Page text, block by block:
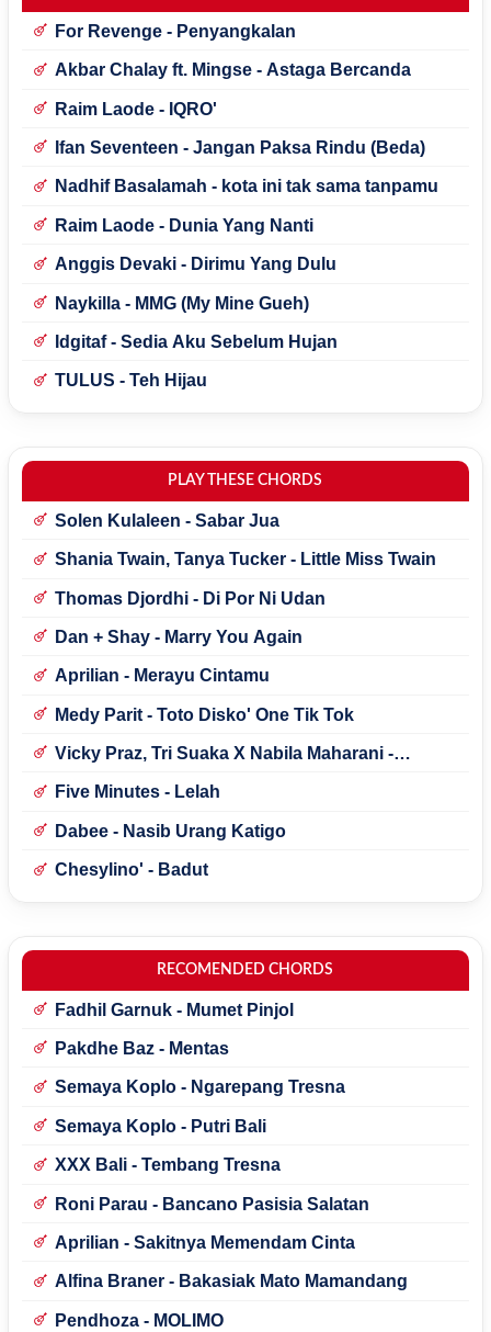
For Revenge - Penyangkalan
Akbar Chalay ft. Mingse - Astaga Bercanda
Raim Laode - IQRO'
Ifan Seventeen - Jangan Paksa Rindu (Beda)
Nadhif Basalamah - kota ini tak sama tanpamu
Raim Laode - Dunia Yang Nanti
Anggis Devaki - Dirimu Yang Dulu
Naykilla - MMG (My Mine Gueh)
Idgitaf - Sedia Aku Sebelum Hujan
TULUS - Teh Hijau
PLAY THESE CHORDS
Solen Kulaleen - Sabar Jua
Shania Twain, Tanya Tucker - Little Miss Twain
Thomas Djordhi - Di Por Ni Udan
Dan + Shay - Marry You Again
Aprilian - Merayu Cintamu
Medy Parit - Toto Disko' One Tik Tok
Vicky Praz, Tri Suaka X Nabila Maharani -
Five Minutes - Lelah
Dabee - Nasib Urang Katigo
Chesylino' - Badut
RECOMENDED CHORDS
Fadhil Garnuk - Mumet Pinjol
Pakdhe Baz - Mentas
Semaya Koplo - Ngarepang Tresna
Semaya Koplo - Putri Bali
XXX Bali - Tembang Tresna
Roni Parau - Bancano Pasisia Salatan
Aprilian - Sakitnya Memendam Cinta
Alfina Braner - Bakasiak Mato Mamandang
Pendhoza - MOLIMO